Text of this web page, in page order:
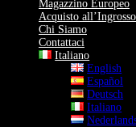
Magazzino Europeo
Acquisto all’Ingrosso
Chi Siamo
Contattaci
Italiano
English
Español
Deutsch
Italiano